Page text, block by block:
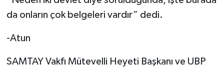
da onların çok belgeleri vardır” dedi.
-Atun
SAMTAY Vakfı Mütevelli Heyeti Başkanı ve UBP